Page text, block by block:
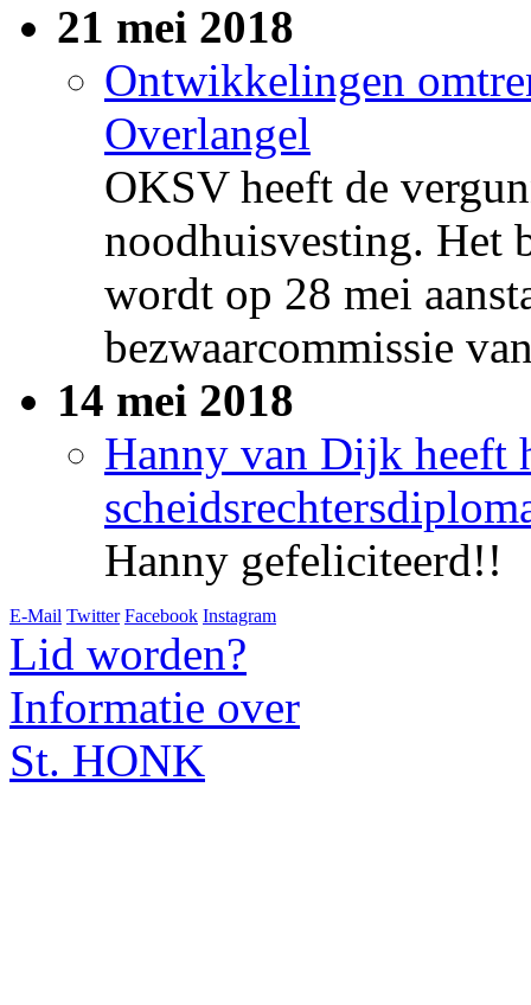
21 mei 2018
Ontwikkelingen
Overlangel
OKSV heeft de
noodhuisvesting. Het
wordt op 28 mei
bezwaarcommissie
14 mei 2018
Hanny van Dijk heeft
Hanny gefeliciteerd!!
E-Mail Twitter Facebook Instagram
Lid worden?
Informatie over
St. HONK